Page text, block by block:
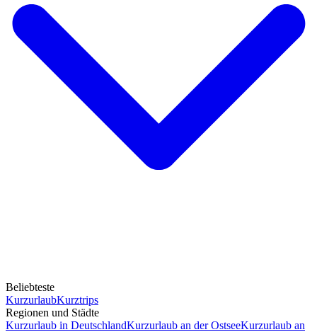
Beliebteste
KurzurlaubKurztrips
Regionen und Städte
Kurzurlaub in DeutschlandKurzurlaub an der OstseeKurzurlaub an